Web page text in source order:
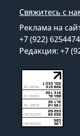
Свяжитесь с
Реклама на
+7 (922)
Редакция: +7